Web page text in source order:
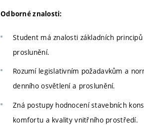
Odborné znalosti:
Student má znalosti základních
proslunění.
Rozumí legislativním požadavkům a
denního osvětlení a proslunění.
Zná postupy hodnocení stavebních
komfortu a kvality vnitřního prostředí.